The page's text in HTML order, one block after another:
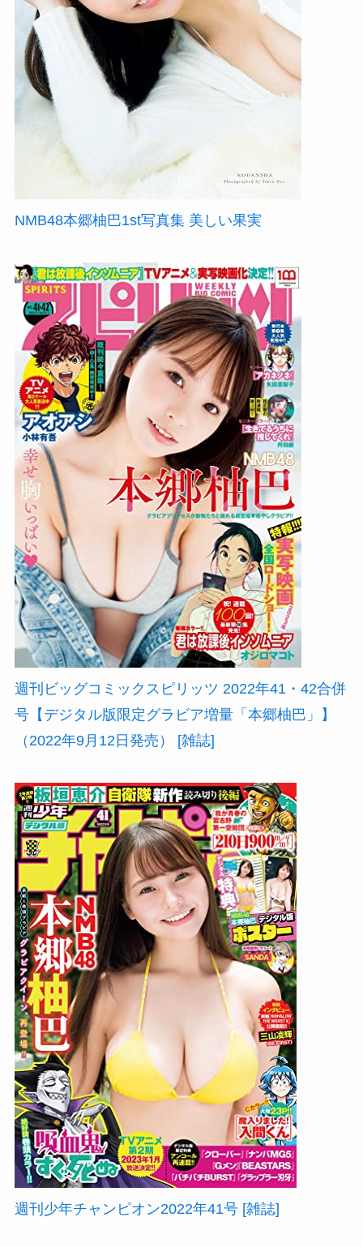
NMB48本郷柚巴1st写真集 美しい果実
週刊ビッグコミックスピリッツ 2022年41・42合併
号【デジタル版限定グラビア増量「本郷柚巴」】
（2022年9月12日発売） [雑誌]
週刊少年チャンピオン2022年41号 [雑誌]